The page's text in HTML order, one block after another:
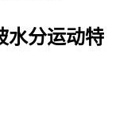
水分运动特